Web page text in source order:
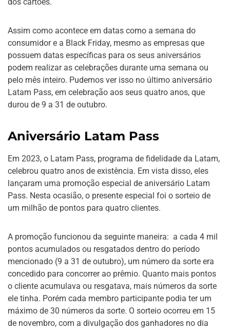
Assim como acontece em datas como a semana do
consumidor e a Black Friday, mesmo as empresas que
possuem datas específicas para os seus aniversários
podem realizar as celebrações durante uma semana ou
pelo mês inteiro. Pudemos ver isso no último aniversário
Latam Pass, em celebração aos seus quatro anos, que
durou de 9 a 31 de outubro.
Aniversário Latam Pass
Em 2023, o Latam Pass, programa de fidelidade da Latam,
celebrou quatro anos de existência. Em vista disso, eles
lançaram uma promoção especial de aniversário Latam
Pass. Nesta ocasião, o presente especial foi o sorteio de
um milhão de pontos para quatro clientes.
A promoção funcionou da seguinte maneira: a cada 4 mil
pontos acumulados ou resgatados dentro do período
mencionado (9 a 31 de outubro), um número da sorte era
concedido para concorrer ao prêmio. Quanto mais pontos
o cliente acumulava ou resgatava, mais números da sorte
ele tinha. Porém cada membro participante podia ter um
máximo de 30 números da sorte. O sorteio ocorreu em 15
de novembro, com a divulgação dos ganhadores no dia